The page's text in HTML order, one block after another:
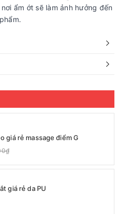
ẩm ớt sẽ làm ảnh hưởng đến
giá rẻ massage điểm G
giá rẻ da PU